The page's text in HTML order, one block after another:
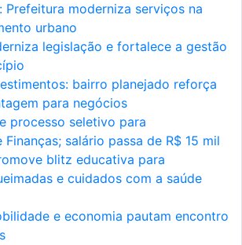
Prefeitura moderniza serviços na
urbano
legislação e fortalece a gestão
bairro planejado reforça
para negócios
processo seletivo para
salário passa de R$ 15 mil
blitz educativa para
e cuidados com a saúde
e economia pautam encontro